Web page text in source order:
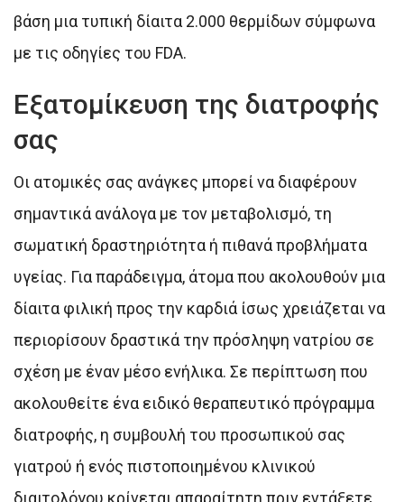
βάση μια τυπική δίαιτα 2.000 θερμίδων σύμφωνα
με τις οδηγίες του FDA.
Εξατομίκευση της διατροφής
σας
Οι ατομικές σας ανάγκες μπορεί να διαφέρουν
σημαντικά ανάλογα με τον μεταβολισμό, τη
σωματική δραστηριότητα ή πιθανά προβλήματα
υγείας. Για παράδειγμα, άτομα που ακολουθούν μια
δίαιτα φιλική προς την καρδιά ίσως χρειάζεται να
περιορίσουν δραστικά την πρόσληψη νατρίου σε
σχέση με έναν μέσο ενήλικα. Σε περίπτωση που
ακολουθείτε ένα ειδικό θεραπευτικό πρόγραμμα
διατροφής, η συμβουλή του προσωπικού σας
γιατρού ή ενός πιστοποιημένου κλινικού
διαιτολόγου κρίνεται απαραίτητη πριν εντάξετε